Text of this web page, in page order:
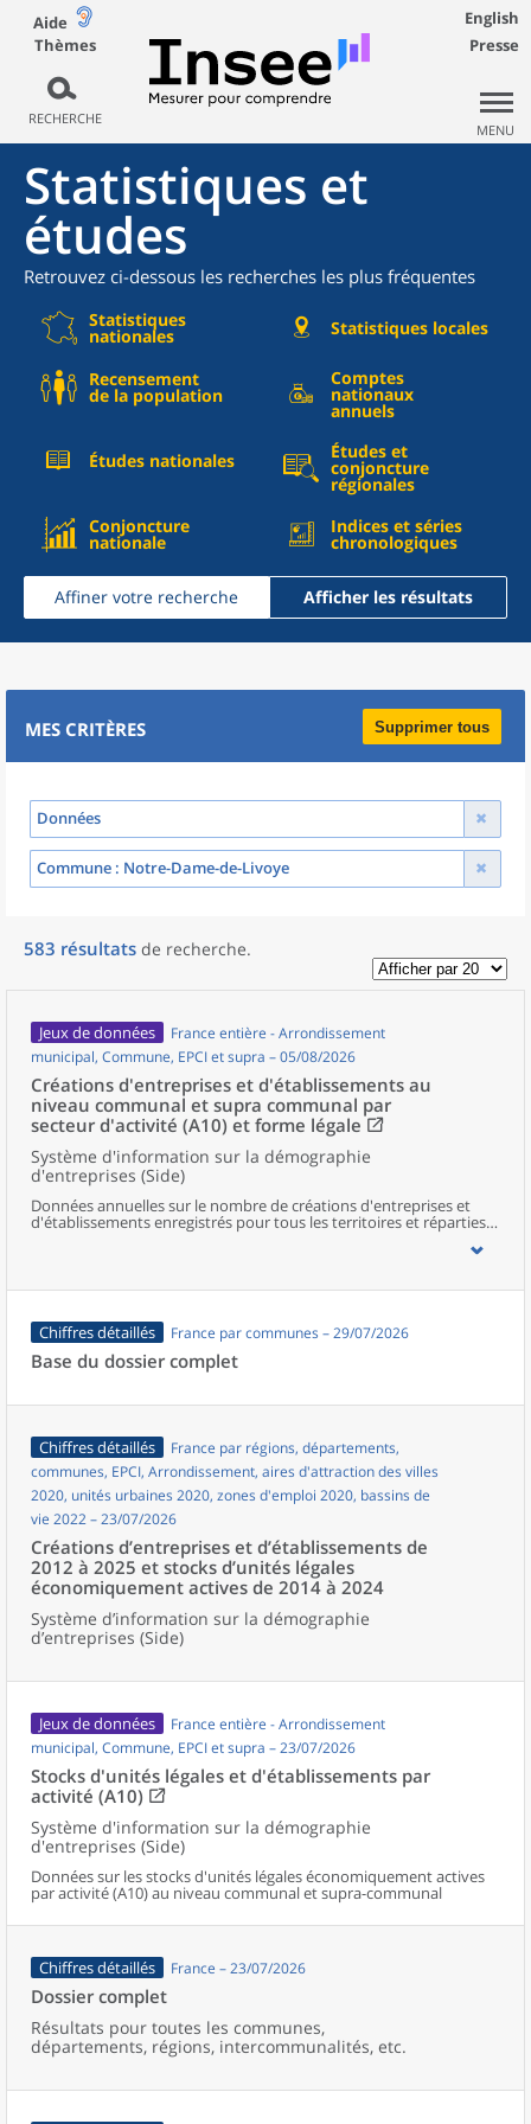
Aide
Thèmes
RECHERCHE
English
Presse
MENU
Statistiques et
études
Retrouvez ci-dessous les recherches les plus fréquentes
Statistiques
nationales Statistiques locales
Recensement
de la population
Comptes
nationaux
annuels
Études nationales Études et
conjoncture
régionales
Conjoncture
nationale
Indices et séries
chronologiques
Affiner votre recherche Afficher les résultats
MES CRITÈRES Supprimer tous
Données
Commune : Notre-Dame-de-Livoye
583 résultats de recherche.
Jeux de données
France entière - Arrondissement
municipal, Commune, EPCI et supra – 05/08/2026
Créations d'entreprises et d'établissements au
niveau communal et supra communal par
secteur d'activité (A10) et forme légale
Système d'information sur la démographie
d'entreprises (Side)
Données annuelles sur le nombre de créations d'entreprises et
d'établissements enregistrés pour tous les territoires et réparties
selon le secteur d’activité et la forme légale.
Chiffres détaillés France par communes – 29/07/2026
Base du dossier complet
Chiffres détaillés
France par régions, départements,
communes, EPCI, Arrondissement, aires d'attraction des villes
2020, unités urbaines 2020, zones d'emploi 2020, bassins de
vie 2022 – 23/07/2026
Créations d’entreprises et d’établissements de
2012 à 2025 et stocks d’unités légales
économiquement actives de 2014 à 2024
Système d’information sur la démographie
d’entreprises (Side)
Jeux de données
France entière - Arrondissement
municipal, Commune, EPCI et supra – 23/07/2026
Stocks d'unités légales et d'établissements par
activité (A10)
Système d'information sur la démographie
d'entreprises (Side)
Données sur les stocks d'unités légales économiquement actives
par activité (A10) au niveau communal et supra-communal
Chiffres détaillés France – 23/07/2026
Dossier complet
Résultats pour toutes les communes,
départements, régions, intercommunalités, etc.